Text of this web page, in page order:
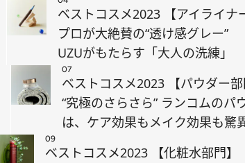
ベストコスメ2023 【アイライナ
プロが大絶賛の“透け感グレー”
UZUがもたらす「大人の洗練」
07
ベストコスメ2023 【パウダー部
“究極のさらさら” ランコムのパ
は、ケア効果もメイク効果も驚
09
ベストコスメ2023 【化粧水部門】